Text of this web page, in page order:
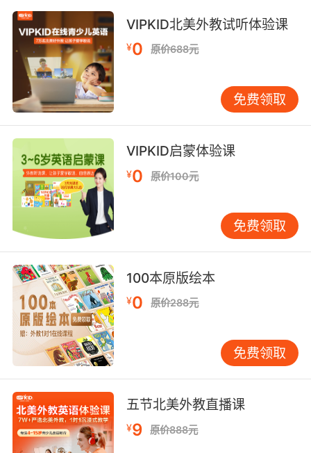
VIPKID北美外教试听体验课
¥0 原价688元
免费领取
VIPKID启蒙体验课
¥0 原价100元
免费领取
100本原版绘本
¥0 原价288元
免费领取
五节北美外教直播课
¥9 原价888元